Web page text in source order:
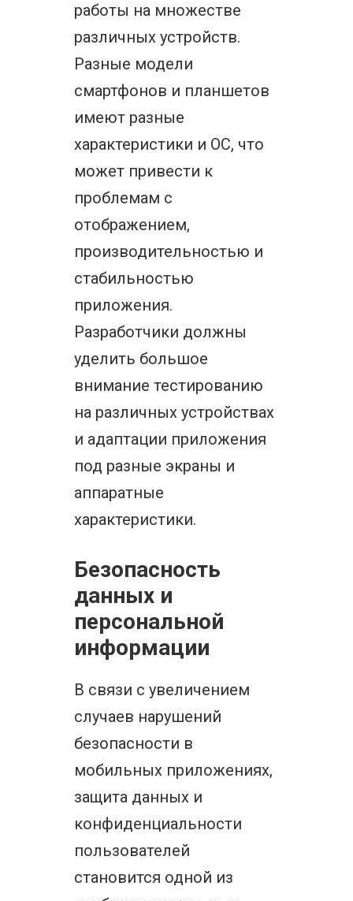
работы на множестве
различных устройств.
Разные модели
смартфонов и планшетов
имеют разные
характеристики и ОС, что
может привести к
проблемам с
отображением,
производительностью и
стабильностью
приложения.
Разработчики должны
уделить большое
внимание тестированию
на различных устройствах
и адаптации приложения
под разные экраны и
аппаратные
характеристики.
Безопасность
данных и
персональной
информации
В связи с увеличением
случаев нарушений
безопасности в
мобильных приложениях,
защита данных и
конфиденциальности
пользователей
становится одной из